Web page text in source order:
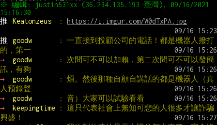
※ 編輯: justin531xx (36.234.135.193 臺灣), 09/16/2021
推
Keatonzeus : https://i.imgur.com/W0dTxPA.jpg
推 goodw
: 一直接到投顧公司的電話！都是機器人撥打
的，第一
→
goodw
: 次問可不可以加賴，第二次問可不可以發簡
訊，有夠
→
goodw
: 煩。然後那種自顧自講話的都是機器人（真
人預錄聲
→
goodw
: 音）大家可以試驗看看
→
keepingtime
: 這只代表社會上無知可悲的人很多才讓詐騙
興盛！